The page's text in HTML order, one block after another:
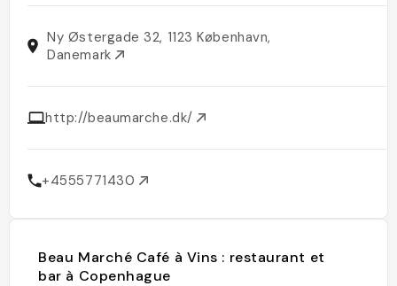
Ny Østergade 32, 1123 København,
Danemark
http://beaumarche.dk/
+4555771430
Beau Marché Café à Vins : restaurant et
bar à Copenhague